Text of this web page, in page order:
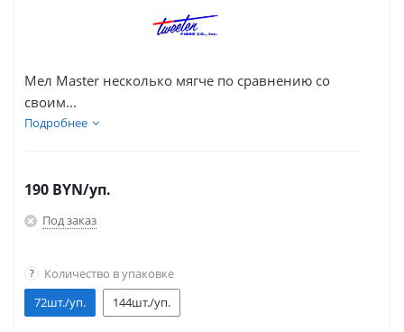
Мел Master несколько мягче по сравнению со
своим...
Подробнее
190 BYN/уп.
Под заказ
?
Количество в упаковке
72шт./уп.
144шт./уп.